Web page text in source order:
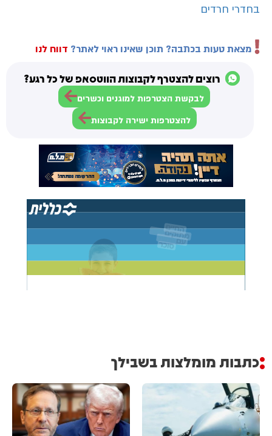
בחדרי חרדים
מצאת טעות בכתבה? תוכן שאינו ראוי לאתר? דווח לנו
רוצים להצטרף לקבוצות הווטסאפ של כל רגע?
לבקשת הצטרפות למוגנים וכשרים
להצטרפות ישירה לקבוצות
כתבות מומלצות בשבילך